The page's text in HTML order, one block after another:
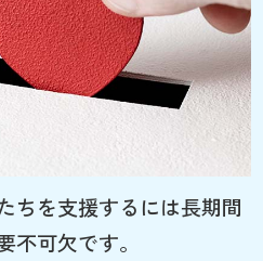
ちを支援するには長期間
不可欠です。